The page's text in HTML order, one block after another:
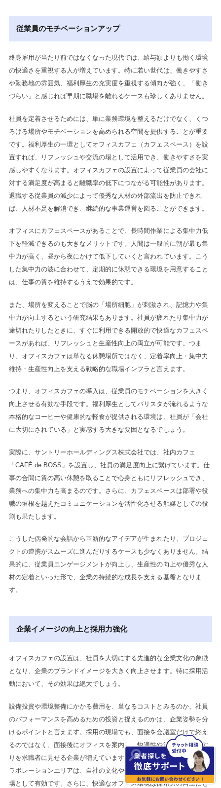
従業員のモチベーションアップ
終身雇用が当たり前ではなくなった現代では、給与額よりも働く環境
の快適さを重視する人が増えています。特に若い世代は、働きやすさ
や勤務地の雰囲気、福利厚生の充実度を重視する傾向が強く、「働き
づらい」と感じれば早期に職場を離れるケースも珍しくありません。
社員を定着させるためには、単に業務環境を整えるだけでなく、くつ
ろげる場所やモチベーションを高められる空間を提供することが重要
です。福利厚生の一環としてオフィスカフェ（カフェスペース）を設
置すれば、リフレッシュや交流の場として活用でき、働きやすさを実
感しやすくなります。オフィスカフェの設置によって従業員の会社に
対する満足度が高まると離職率の低下につながる可能性があります。
退職する従業員の減少によって優秀な人材の外部流出を防止できれ
ば、人材不足を解消でき、継続的な事業運営を図ることができます。
オフィスにカフェスペースがあることで、長時間作業による集中力低
下を軽減できるのも大きなメリットです。人間は一般的に朝が最も集
中力が高く、昼から夜にかけて低下していくと言われています。こう
した集中力の波に合わせて、定期的に休憩できる環境を用意すること
は、仕事の質を維持するうえで効果的です。
また、場所を変えることで脳の「場所細胞」が刺激され、記憶力や集
中力が向上するという研究結果もあります。社員が疲れたり集中力が
途切れたりしたときに、すぐに利用できる開放的で快適なカフェスペ
ースがあれば、リフレッシュと生産性向上の両立が可能です。つま
り、オフィスカフェは単なる休憩場所ではなく、定着率向上・集中力
維持・生産性向上を支える戦略的な職場インフラと言えます。
つまり、オフィスカフェの導入は、従業員のモチベーションを大きく
向上させる有効な手段です。福利厚生としてバリスタが淹れるような
本格的なコーヒーや健康的な軽食が提供される環境は、社員が「会社
に大切にされている」と実感する大きな要因となるでしょう。
実際に、サントリーホールディングス株式会社では、社内カフェ
「CAFÉ de BOSS」を設置し、社員の満足度向上に繋げています。仕
事の合間に質の高い休憩を取ることで心身ともにリフレッシュでき、
業務への集中力も高まるのです。さらに、カフェスペースは部署や役
職の垣根を越えたコミュニケーションを活性化させる触媒としての役
割も果たします。
こうした偶発的な会話から革新的なアイデアが生まれたり、プロジェ
クトの連携がスムーズに進んだりするケースも少なくありません。結
果的に、従業員エンゲージメントが向上し、生産性の向上や優秀な人
材の定着といった形で、企業の持続的な成長を支える基盤となりま
す。
企業イメージの向上と採用力強化
オフィスカフェの設置は、社員を大切にする先進的な企業文化の象徴
となり、企業のブランドイメージを大きく向上させます。特に採用活
動において、その効果は絶大でしょう。
設備投資や環境整備にかかる費用を、単なるコストとみるのか、社員
のパフォーマンスを高めるための投資と捉えるのかは、企業姿勢を分
けるポイントと言えます。採用の現場でも、面接を会議室だけで終え
るのではなく、面接後にオフィスを案内し、快適性や活気ある働きぶ
りを求職者に見せる企業が増えています。とくにオフィスカフェやコ
ラボレーションエリアは、自社の文化や働きやすさを直感的に伝える
場として有効です。さらに、快適なオフィス環境は採用力の向上にと